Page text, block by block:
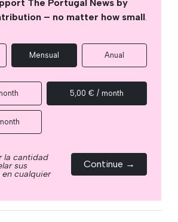
The Portugal News by
– no matter how small.
Mensual Anual
5,00 € / month
la cantidad
sus
cualquier
Continue →